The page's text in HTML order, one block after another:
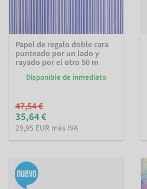
Papel de regalo doble cara
punteado por un lado y
rayado por el otro 50 m
Disponible de inmediato
47,54 €
35,64 €
29,95 EUR más IVA